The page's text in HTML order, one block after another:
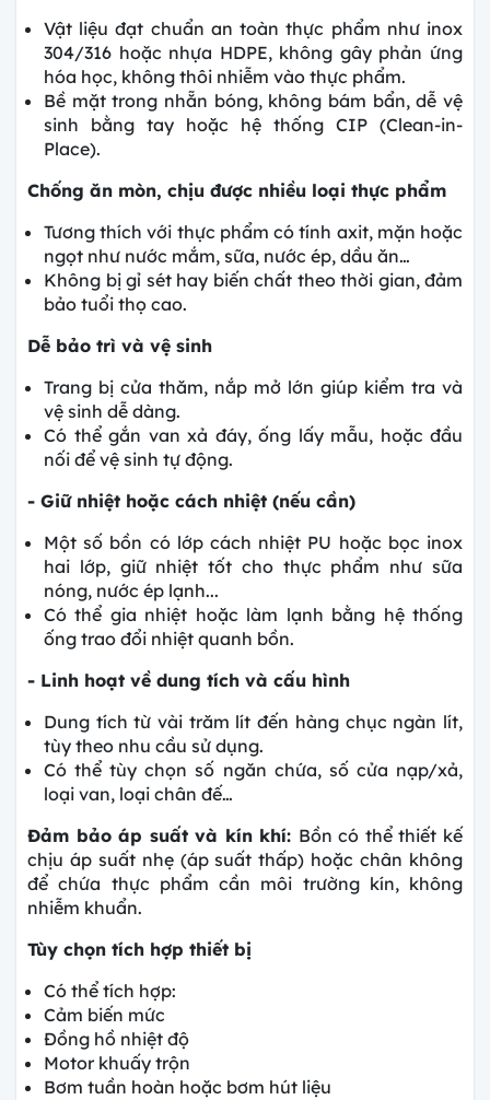
Vật liệu đạt chuẩn an toàn thực phẩm như inox
304/316 hoặc nhựa HDPE, không gây phản ứng
hóa học, không thôi nhiễm vào thực phẩm.
Bề mặt trong nhẵn bóng, không bám bẩn, dễ vệ
sinh bằng tay hoặc hệ thống CIP (Clean-in-
Place).
Chống ăn mòn, chịu được nhiều loại thực phẩm
Tương thích với thực phẩm có tính axit, mặn hoặc
ngọt như nước mắm, sữa, nước ép, dầu ăn…
Không bị gỉ sét hay biến chất theo thời gian, đảm
bảo tuổi thọ cao.
Dễ bảo trì và vệ sinh
Trang bị cửa thăm, nắp mở lớn giúp kiểm tra và
vệ sinh dễ dàng.
Có thể gắn van xả đáy, ống lấy mẫu, hoặc đầu
nối để vệ sinh tự động.
- Giữ nhiệt hoặc cách nhiệt (nếu cần)
Một số bồn có lớp cách nhiệt PU hoặc bọc inox
hai lớp, giữ nhiệt tốt cho thực phẩm như sữa
nóng, nước ép lạnh...
Có thể gia nhiệt hoặc làm lạnh bằng hệ thống
ống trao đổi nhiệt quanh bồn.
- Linh hoạt về dung tích và cấu hình
Dung tích từ vài trăm lít đến hàng chục ngàn lít,
tùy theo nhu cầu sử dụng.
Có thể tùy chọn số ngăn chứa, số cửa nạp/xả,
loại van, loại chân đế…
Đảm bảo áp suất và kín khí: Bồn có thể thiết kế
chịu áp suất nhẹ (áp suất thấp) hoặc chân không
để chứa thực phẩm cần môi trường kín, không
nhiễm khuẩn.
Tùy chọn tích hợp thiết bị
Có thể tích hợp:
Cảm biến mức
Đồng hồ nhiệt độ
Motor khuấy trộn
Bơm tuần hoàn hoặc bơm hút liệu